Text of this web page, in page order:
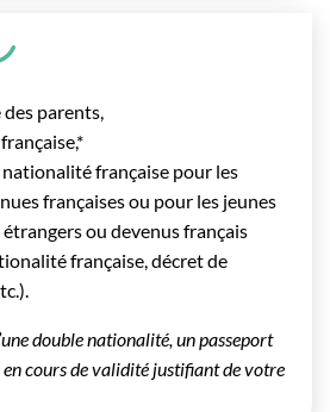
parents,
française pour les
françaises ou pour les jeunes
ou devenus français
française, décret de
double nationalité, un passeport
en cours de validité justifiant de votre